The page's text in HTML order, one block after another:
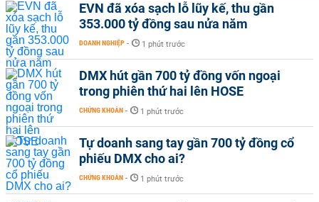
EVN đã xóa sạch lỗ lũy kế, thu gần
353.000 tỷ đồng sau nửa năm
DOANH NGHIỆP - 1 phút trước
DMX hút gần 700 tỷ đồng vốn ngoại
trong phiên thứ hai lên HOSE
CHỨNG KHOÁN - 1 phút trước
Tự doanh sang tay gần 700 tỷ đồng cổ
phiếu DMX cho ai?
CHỨNG KHOÁN - 1 phút trước